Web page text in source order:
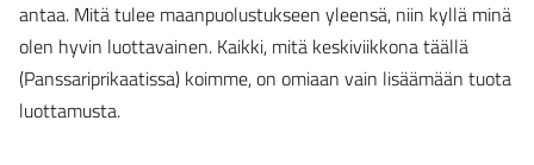
antaa. Mitä tulee maanpuolustukseen yleensä, niin kyllä minä
olen hyvin luottavainen. Kaikki, mitä keskiviikkona täällä
(Panssariprikaatissa) koimme, on omiaan vain lisäämään tuota
luottamusta.